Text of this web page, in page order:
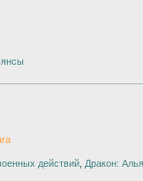
действий Дракон: